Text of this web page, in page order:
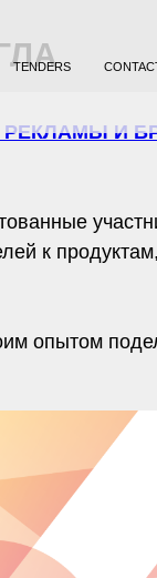
TENDERS
РЕКЛАМЫ И
к
опытом